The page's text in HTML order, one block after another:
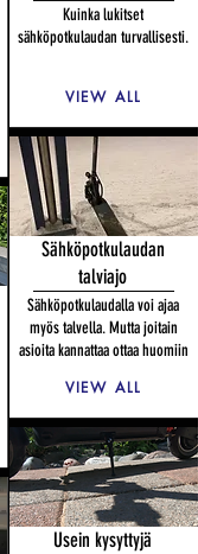
Kuinka lukitset
sähköpotkulaudan turvallisesti.
VIEW ALL
Sähköpotkulaudan
talviajo
Sähköpotkulaudalla voi ajaa
myös talvella. Mutta joitain
asioita kannattaa ottaa huomiin
VIEW ALL
Usein kysyttyjä